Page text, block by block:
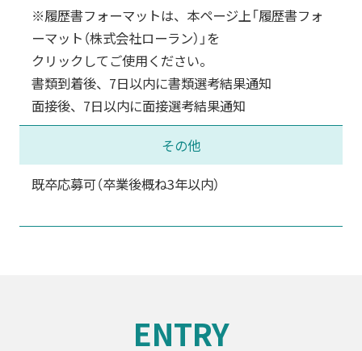
※履歴書フォーマットは、本ページ上「履歴書フォ
ーマット（株式会社ローラン）」を
クリックしてご使用ください。
書類到着後、7日以内に書類選考結果通知
面接後、7日以内に面接選考結果通知
その他
既卒応募可（卒業後概ね3年以内）
ENTRY